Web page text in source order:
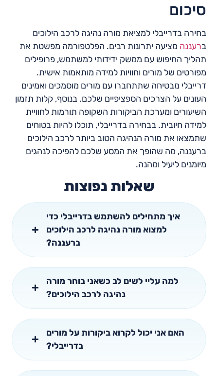
סיכום
בחירה בדרייבלי למציאת מורה נהיגה לרכב הילוכים
ברעננה מציעה יתרונות רבים. הפלטפורמה מפשטת את
תהליך החיפוש עם ממשק ידידותי למשתמש, פרופילים
מפורטים של מורים וחוויות למידה מותאמות אישית.
דרייבלי מבטיחה שתתחברו עם מורים מוסמכים ואמינים
העונים על הצרכים הספציפיים שלכם. בנוסף, קלות תזמון
השיעורים ומערכת הביקורות השקופה תורמות לחוויית
למידה חיובית. בבחירה בדרייבלי, תוכלו להיות בטוחים
שתמצאו את מורה הנהיגה הטוב ביותר לרכב הילוכים
ברעננה, מה שהופך את המסע שלכם להפיכה לנהגים
מיומנים ליעיל ומהנה.
שאלות נפוצות
איך מתחילים להשתמש בדרייבלי כדי
למצוא מורה נהיגה לרכב הילוכים
ברעננה?
למה עליי לשים לב כשאני בוחר מורה
נהיגה לרכב הילוכים?
האם אני יכול לקרוא ביקורות על מורים
בדרייבלי?